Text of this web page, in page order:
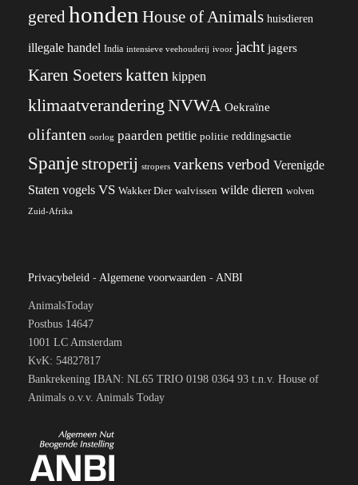
geredhonden House of Animals huisdieren
illegale handel India intensieve veehouderij ivoor jacht jagers
Karen Soeterskatten kippen
klimaatverandering NVWA Oekraïne
olifanten oorlog paarden petitie politie reddingsactie
Spanjestroperij stropers varkens verbod Verenigde
Staten vogels VS Wakker Dier walvissen wilde dieren wolven
Zuid-Afrika
Privacybeleid - Algemene voorwaarden - ANBI
AnimalsToday
Postbus 14647
1001 LC Amsterdam
KvK: 54827817
Bankrekening IBAN: NL65 TRIO 0198 0364 93 t.n.v. House of
Animals o.v.v. Animals Today